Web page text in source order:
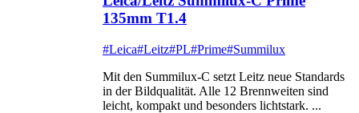
135mm T1.4
#Leica#Leitz#PL#Prime#Summilux
Mit den Summilux-C setzt Leitz neue Standards
in der Bildqualität. Alle 12 Brennweiten sind
leicht, kompakt und besonders lichtstark. ...